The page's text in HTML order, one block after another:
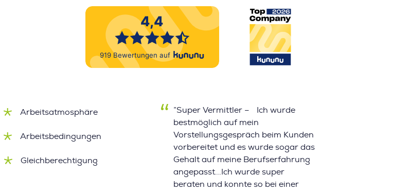
Arbeitsatmosphäre
Arbeitsbedingungen
Gleichberechtigung
”Super Vermittler – Ich wurde
bestmöglich auf mein
Vorstellungsgespräch beim Kunden
vorbereitet und es wurde sogar das
Gehalt auf meine Berufserfahrung
angepasst...Ich wurde super
beraten und konnte so bei einer